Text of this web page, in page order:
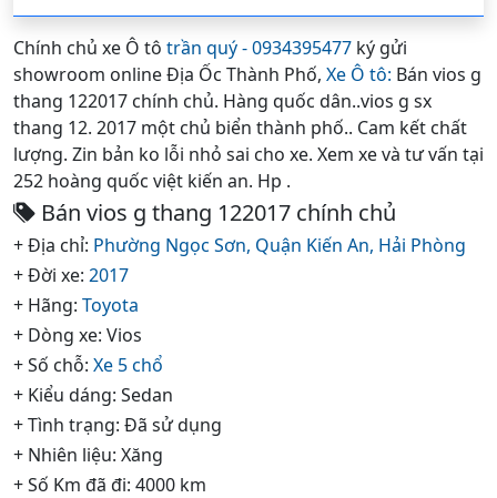
Chính chủ xe Ô tô trần quý - 0934395477 ký gửi
showroom online Địa Ốc Thành Phố, Xe Ô tô: Bán vios g
thang 122017 chính chủ. Hàng quốc dân..vios g sx
thang 12. 2017 một chủ biển thành phố.. Cam kết chất
lượng. Zin bản ko lỗi nhỏ sai cho xe. Xem xe và tư vấn tại
252 hoàng quốc việt kiến an. Hp .
Bán vios g thang 122017 chính chủ
+ Địa chỉ: Phường Ngọc Sơn, Quận Kiến An, Hải Phòng
+ Đời xe: 2017
+ Hãng: Toyota
+ Dòng xe: Vios
+ Số chỗ: Xe 5 chổ
+ Kiểu dáng: Sedan
+ Tình trạng: Đã sử dụng
+ Nhiên liệu: Xăng
+ Số Km đã đi: 4000 km